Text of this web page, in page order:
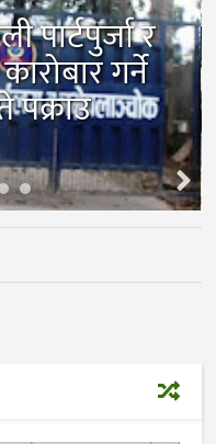
पार्टपुर्जा र
गर्ने
पक्राउ